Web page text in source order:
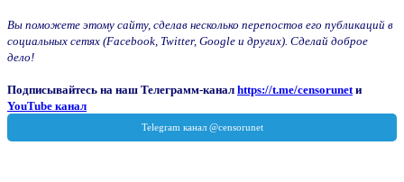
Вы поможете этому сайту, сделав несколько перепостов его публикаций в
социальных сетях (Facebook, Twitter, Google и других). Сделай доброе
дело!
Подписывайтесь на наш Телеграмм-канал https://t.me/censorunet и
YouTube канал